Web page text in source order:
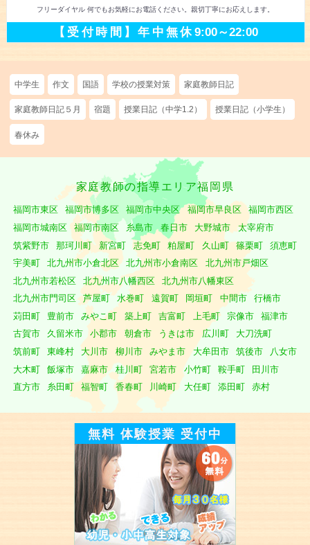
フリーダイヤル 何でもお気軽にお電話ください。親切丁寧にお応えします。
【受付時間】年中無休9:00～22:00
中学生 作文 国語 学校の授業対策 家庭教師日記
家庭教師日記５月 宿題 授業日記（中学1.2） 授業日記（小学生）
春休み
家庭教師の指導エリア福岡県
福岡市東区 福岡市博多区 福岡市中央区 福岡市早良区
福岡市西区
福岡市城南区
福岡市南区 糸島市 春日市 大野城市
太宰府市
筑紫野市
那珂川町 新宮町 志免町 粕屋町 久山町 篠栗町
須恵町
宇美町
北九州市小倉北区 北九州市小倉南区
北九州市戸畑区
北九州市若松区
北九州市八幡西区
北九州市八幡東区
北九州市門司区
芦屋町 水巻町 遠賀町 岡垣町 中間市
行橋市
苅田町
豊前市 みやこ町 築上町 吉富町 上毛町 宗像市
福津市
古賀市
久留米市 小郡市 朝倉市 うきは市 広川町
大刀洗町
筑前町
東峰村 大川市 柳川市 みやま市 大牟田市 筑後市
八女市
大木町
飯塚市 嘉麻市 桂川町 宮若市 小竹町 鞍手町
田川市
直方市
糸田町 福智町 香春町 川崎町 大任町 添田町 赤村
無料 体験授業 受付中